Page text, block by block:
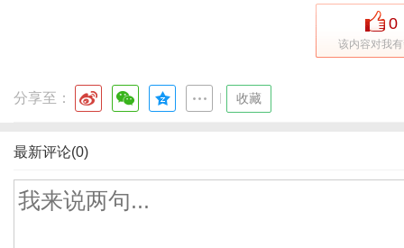
0
该内容对我
分享至： 收藏
最新评论(0)